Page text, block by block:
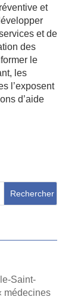
et
et de
des
le
les
l’exposent
d’aide
Saint-
médecines